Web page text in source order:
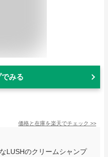
みる
価格と在庫を楽天でチェック >>
LUSHのクリームシャンプ